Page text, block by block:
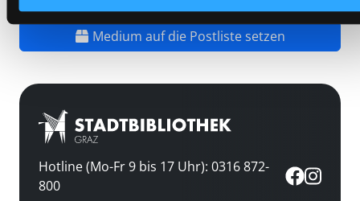
Medium auf die Postliste setzen
Hotline (Mo-Fr 9 bis 17 Uhr): 0316 872-
800